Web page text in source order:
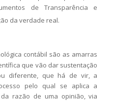
de Transparência e
da verdade real.
contábil são as amarras
que vão dar sustentação
diferente, que há de vir, a
pelo qual se aplica a
da razão de uma opinião, via